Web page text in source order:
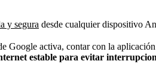
y segura desde cualquier dispositivo
Google activa, contar con la
estable para evitar